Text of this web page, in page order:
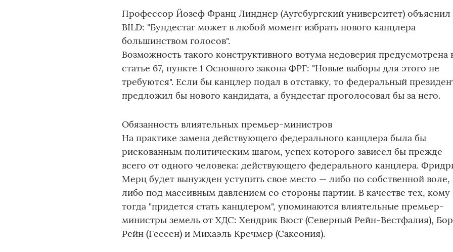
Профессор Йозеф Франц Линднер (Аугсбургский университет) объяснил
BILD: "Бундестаг может в любой момент избрать нового канцлера
большинством голосов".
Возможность такого конструктивного вотума недоверия предусмотрена
статье 67, пункте 1 Основного закона ФРГ: "Новые выборы для этого не
требуются". Если бы канцлер подал в отставку, то федеральный
предложил бы нового кандидата, а бундестаг проголосовал бы за него.
Обязанность влиятельных премьер-министров
На практике замена действующего федерального канцлера была бы
рискованным политическим шагом, успех которого зависел бы прежде
всего от одного человека: действующего федерального канцлера.
Мерц будет вынужден уступить свое место — либо по собственной воле,
либо под массивным давлением со стороны партии. В качестве тех, кому
тогда "придется стать канцлером", упоминаются влиятельные премьер-
министры земель от ХДС: Хендрик Вюст (Северный Рейн-Вестфалия),
Рейн (Гессен) и Михаэль Кречмер (Саксония).